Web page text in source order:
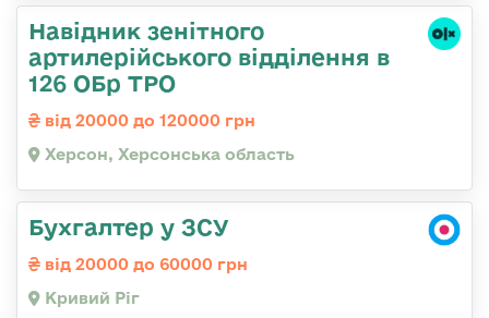
Навідник зенітного
артилерійського відділення в
126 ОБр ТРО
від 20000 до 120000 грн
Херсон, Херсонська область
Бухгалтер у ЗСУ
від 20000 до 60000 грн
Кривий Ріг